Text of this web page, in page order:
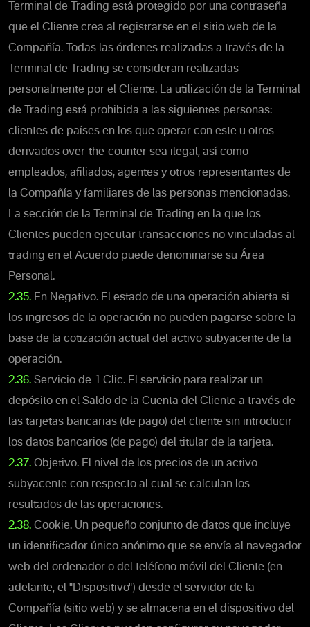
Terminal de Trading está protegido por una contraseña
que el Cliente crea al registrarse en el sitio web de la
Compañía. Todas las órdenes realizadas a través de la
Terminal de Trading se consideran realizadas
personalmente por el Cliente. La utilización de la Terminal
de Trading está prohibida a las siguientes personas:
clientes de países en los que operar con este u otros
derivados over-the-counter sea ilegal, así como
empleados, afiliados, agentes y otros representantes de
la Compañía y familiares de las personas mencionadas.
La sección de la Terminal de Trading en la que los
Clientes pueden ejecutar transacciones no vinculadas al
trading en el Acuerdo puede denominarse su Área
Personal.
2.35. En Negativo. El estado de una operación abierta si
los ingresos de la operación no pueden pagarse sobre la
base de la cotización actual del activo subyacente de la
operación.
2.36. Servicio de 1 Clic. El servicio para realizar un
depósito en el Saldo de la Cuenta del Cliente a través de
las tarjetas bancarias (de pago) del cliente sin introducir
los datos bancarios (de pago) del titular de la tarjeta.
2.37. Objetivo. El nivel de los precios de un activo
subyacente con respecto al cual se calculan los
resultados de las operaciones.
2.38. Cookie. Un pequeño conjunto de datos que incluye
un identificador único anónimo que se envía al navegador
web del ordenador o del teléfono móvil del Cliente (en
adelante, el "Dispositivo") desde el servidor de la
Compañía (sitio web) y se almacena en el dispositivo del